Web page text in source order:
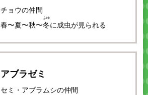
チョウの仲間
春〜夏〜秋〜冬
ふゆ
に成虫が見られる
アブラゼミ
セミ・アブラムシの仲間